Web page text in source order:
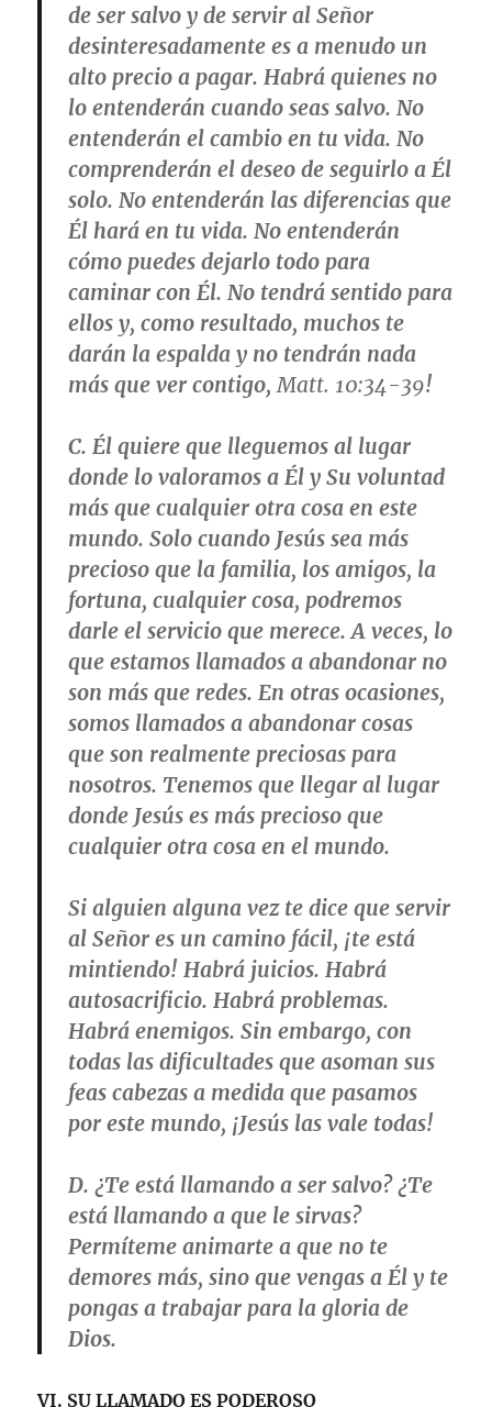
de ser salvo y de servir al Señor
desinteresadamente es a menudo un
alto precio a pagar. Habrá quienes no
lo entenderán cuando seas salvo. No
entenderán el cambio en tu vida. No
comprenderán el deseo de seguirlo a Él
solo. No entenderán las diferencias que
Él hará en tu vida. No entenderán
cómo puedes dejarlo todo para
caminar con Él. No tendrá sentido para
ellos y, como resultado, muchos te
darán la espalda y no tendrán nada
más que ver contigo, Matt. 10:34-39!
C. Él quiere que lleguemos al lugar
donde lo valoramos a Él y Su voluntad
más que cualquier otra cosa en este
mundo. Solo cuando Jesús sea más
precioso que la familia, los amigos, la
fortuna, cualquier cosa, podremos
darle el servicio que merece. A veces, lo
que estamos llamados a abandonar no
son más que redes. En otras ocasiones,
somos llamados a abandonar cosas
que son realmente preciosas para
nosotros. Tenemos que llegar al lugar
donde Jesús es más precioso que
cualquier otra cosa en el mundo.
Si alguien alguna vez te dice que servir
al Señor es un camino fácil, ¡te está
mintiendo! Habrá juicios. Habrá
autosacrificio. Habrá problemas.
Habrá enemigos. Sin embargo, con
todas las dificultades que asoman sus
feas cabezas a medida que pasamos
por este mundo, ¡Jesús las vale todas!
D. ¿Te está llamando a ser salvo? ¿Te
está llamando a que le sirvas?
Permíteme animarte a que no te
demores más, sino que vengas a Él y te
pongas a trabajar para la gloria de
Dios.
VI. SU LLAMADO ES PODEROSO